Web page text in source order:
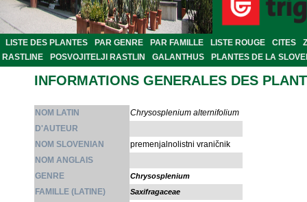
LISTE DES PLANTES PAR GENRE PAR FAMILLE LISTE ROUGE CITES
RASTLINE
POSVOJITELJI RASTLIN GALANTHUS PLANTES DE LA
INFORMATIONS GENERALES DES
NOM LATIN
Chrysosplenium alternifolium
D'AUTEUR
NOM SLOVENIAN
premenjalnolistni vraničnik
NOM ANGLAIS
GENRE
Chrysosplenium
FAMILLE (LATINE) Saxifragaceae